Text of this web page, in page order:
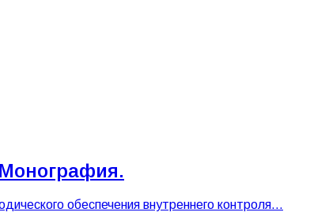
Монография.
обеспечения внутреннего контроля…